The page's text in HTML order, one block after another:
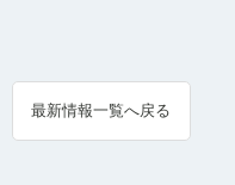
最新情報一覧へ戻る